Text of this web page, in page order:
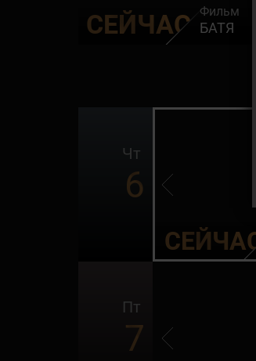
СЕЙЧАС Фильм
БАТЯ
Чт
6
Пт
7